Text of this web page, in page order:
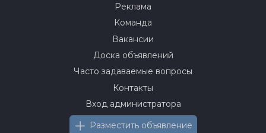
Реклама
Команда
Вакансии
Доска объявлений
Часто задаваемые вопросы
Контакты
Вход администратора
Разместить объявление